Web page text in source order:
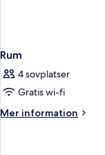
Rum
4 sovplatser
Gratis wi-fi
Mer information
Mer